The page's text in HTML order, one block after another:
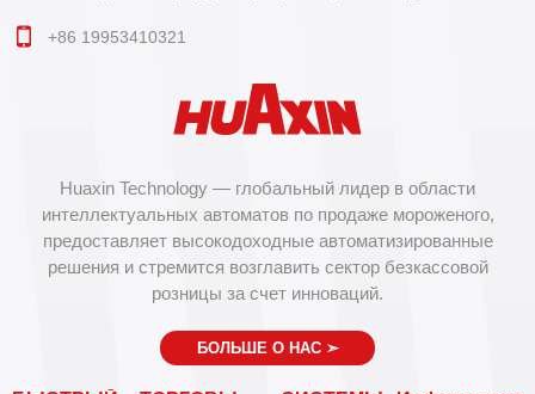
Huaxin Technology — глобальный лидер в области
интеллектуальных автоматов по продаже мороженого,
предоставляет высокодоходные автоматизированные
решения и стремится возглавить сектор безкассовой
розницы за счет инноваций.
БОЛЬШЕ О НАС ➣
+86 19953410321